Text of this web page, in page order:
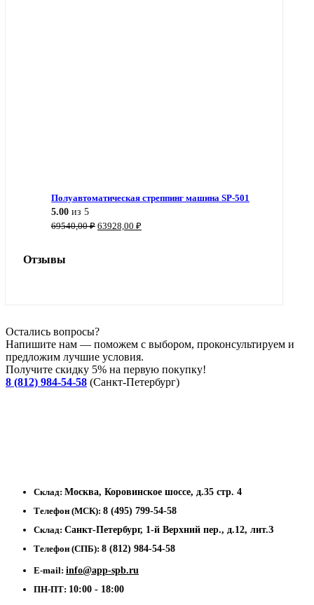
Полуавтоматическая стреппинг машина SP-501
5.00 из 5
69540,00₽ Первоначальная
63928,00 ₽
Отзывы
Остались вопросы?
Напишите нам — поможем с выбором, проконсультируем и
предложим лучшие условия.
Получите скидку 5% на первую покупку!
8 (812) 984-54-58 (Санкт-Петербург)
Склад: Москва, Коровинское шоссе, д.35 стр. 4
Телефон (МСК): 8 (495) 799-54-58
Склад: Санкт-Петербург, 1-й Верхний пер., д.12, лит.З
Телефон (СПБ): 8 (812) 984-54-58
E-mail: info@app-spb.ru
ПН-ПТ: 10:00 - 18:00